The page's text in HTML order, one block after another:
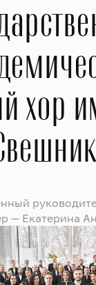
хор
— Екатерина